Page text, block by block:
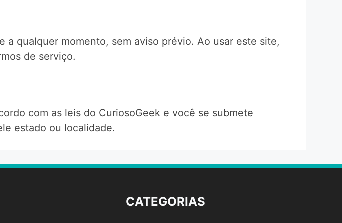
qualquer momento, sem aviso prévio. Ao usar este site,
de serviço.
com as leis do CuriosoGeek e você se submete
estado ou localidade.
CATEGORIAS